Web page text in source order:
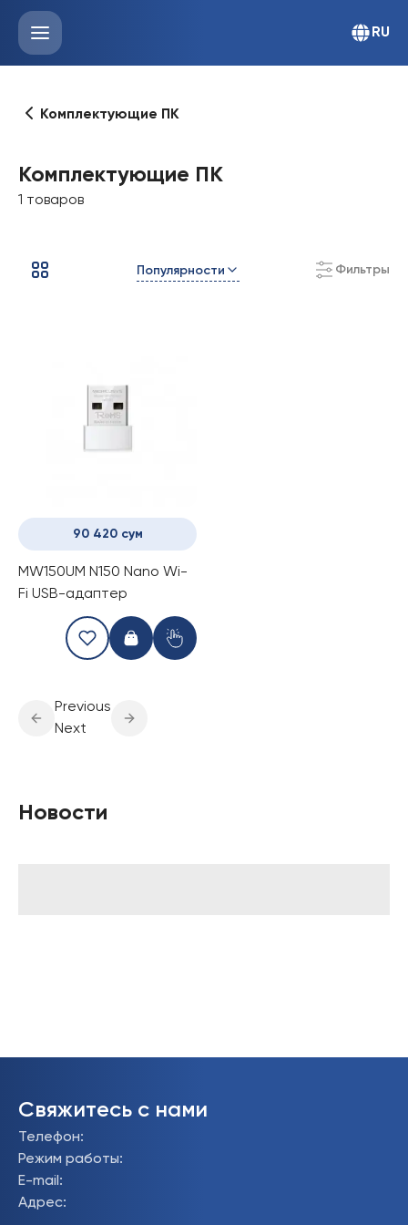
RU
Комплектующие ПК
Комплектующие ПК
1 товаров
Популярности Фильтры
90 420 сум
MW150UM N150 Nano Wi-
Fi USB-адаптер
Previous
Next
Новости
Свяжитесь с нами
Телефон:
Режим работы:
E-mail :
Адрес: